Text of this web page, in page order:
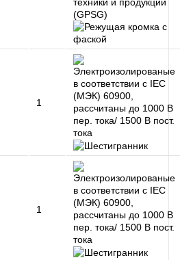
1
1